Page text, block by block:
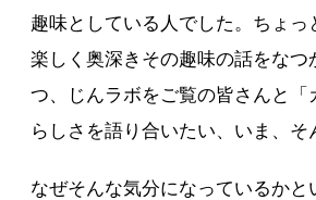
趣味としている人でした。ちょっ
楽しく奥深きその趣味の話をなつ
つ、じんラボをご覧の皆さんと「
らしさを語り合いたい、いま、そ
なぜそんな気分になっているかと